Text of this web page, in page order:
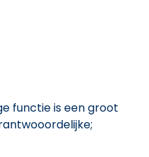
functie is een groot